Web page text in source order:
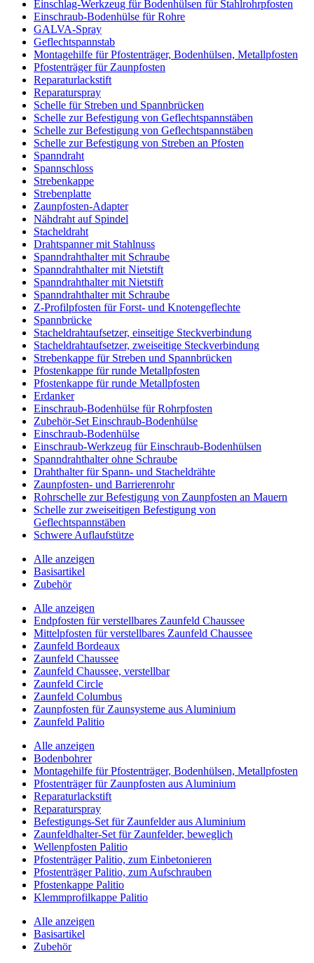
Einschlag-Werkzeug für Bodenhülsen für Stahlrohrpfosten
Einschraub-Bodenhülse für Rohre
GALVA-Spray
Geflechtspannstab
Montagehilfe für Pfostenträger, Bodenhülsen, Metallpfosten
Pfostenträger für Zaunpfosten
Reparaturlackstift
Reparaturspray
Schelle für Streben und Spannbrücken
Schelle zur Befestigung von Geflechtspannstäben
Schelle zur Befestigung von Geflechtspannstäben
Schelle zur Befestigung von Streben an Pfosten
Spanndraht
Spannschloss
Strebenkappe
Strebenplatte
Zaunpfosten-Adapter
Nähdraht auf Spindel
Stacheldraht
Drahtspanner mit Stahlnuss
Spanndrahthalter mit Schraube
Spanndrahthalter mit Nietstift
Spanndrahthalter mit Nietstift
Spanndrahthalter mit Schraube
Z-Profilpfosten für Forst- und Knotengeflechte
Spannbrücke
Stacheldrahtaufsetzer, einseitige Steckverbindung
Stacheldrahtaufsetzer, zweiseitige Steckverbindung
Strebenkappe für Streben und Spannbrücken
Pfostenkappe für runde Metallpfosten
Pfostenkappe für runde Metallpfosten
Erdanker
Einschraub-Bodenhülse für Rohrpfosten
Zubehör-Set Einschraub-Bodenhülse
Einschraub-Bodenhülse
Einschraub-Werkzeug für Einschraub-Bodenhülsen
Spanndrahthalter ohne Schraube
Drahthalter für Spann- und Stacheldrähte
Zaunpfosten- und Barrierenrohr
Rohrschelle zur Befestigung von Zaunpfosten an Mauern
Schelle zur zweiseitigen Befestigung von
Geflechtspannstäben
Schwere Auflaufstütze
Alle anzeigen
Basisartikel
Zubehör
Alle anzeigen
Endpfosten für verstellbares Zaunfeld Chaussee
Mittelpfosten für verstellbares Zaunfeld Chaussee
Zaunfeld Bordeaux
Zaunfeld Chaussee
Zaunfeld Chaussee, verstellbar
Zaunfeld Circle
Zaunfeld Columbus
Zaunpfosten für Zaunsysteme aus Aluminium
Zaunfeld Palitio
Alle anzeigen
Bodenbohrer
Montagehilfe für Pfostenträger, Bodenhülsen, Metallpfosten
Pfostenträger für Zaunpfosten aus Aluminium
Reparaturlackstift
Reparaturspray
Befestigungs-Set für Zaunfelder aus Aluminium
Zaunfeldhalter-Set für Zaunfelder, beweglich
Wellenpfosten Palitio
Pfostenträger Palitio, zum Einbetonieren
Pfostenträger Palitio, zum Aufschrauben
Pfostenkappe Palitio
Klemmprofilkappe Palitio
Alle anzeigen
Basisartikel
Zubehör